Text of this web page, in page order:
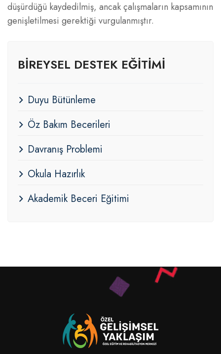
düşürdüğü kaydedilmiş, ancak çalışmaların kapsamının
genişletilmesi gerektiği vurgulanmıştır.
BIREYSEL DESTEK EĞITIMI
Duyu Bütünleme
Öz Bakım Becerileri
Davranış Problemi
Okula Hazırlık
Akademik Beceri Eğitimi